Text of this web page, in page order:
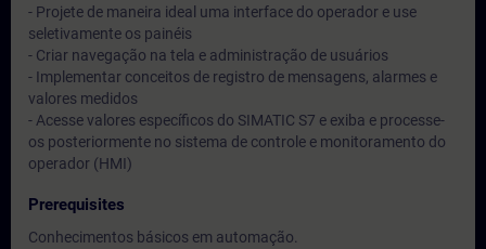
- Projete de maneira ideal uma interface do operador e use
seletivamente os painéis
- Criar navegação na tela e administração de usuários
- Implementar conceitos de registro de mensagens, alarmes e
valores medidos
- Acesse valores específicos do SIMATIC S7 e exiba e processe-
os posteriormente no sistema de controle e monitoramento do
operador (HMI)
Prerequisites
Conhecimentos básicos em automação.